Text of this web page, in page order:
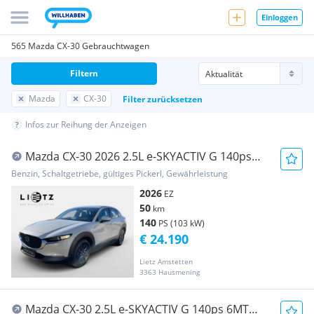
Einloggen
565 Mazda CX-30 Gebrauchtwagen
Mazda CX-30 Filter zurücksetzen
Filtern
Infos zur Reihung der Anzeigen
Mazda CX-30 2026 2.5L e-SKYACTIV G 140ps
6MT 2WD P
Benzin, Schaltgetriebe, gültiges Pickerl, Gewährleistung
2026 EZ
50 km
140 PS (103 kW)
Lietz Amstetten
3363 Hausmening
€ 24.190
Mazda CX-30 2.5L e-SKYACTIV G 140ps 6MT